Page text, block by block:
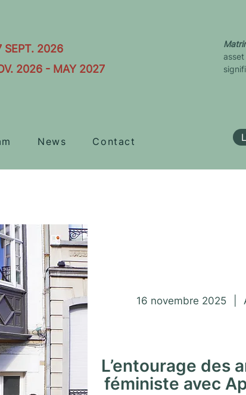
SEPT. 2026
2026 - MAY 2027
News Contact
16 novembre 2025
L’entourage des
féministe avec